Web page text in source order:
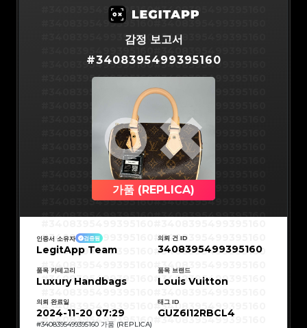
#3066123689299189#3066123689299189
#3066123689299189#3066123689299189
#3066123689299189#3066123689299189
#3066123689299189#3066123689299189
#3066123689299189#3066123689299189
#3066123689299189#3066123689299189
#3066123689299189#3066123689299189
#3066123689299189
#3066123689299189
#3066123689299189
#3066123689299189
#3066123689299189#3066123689299189
#3066123689299189#3066123689299189
#3066123689299189#3066123689299189
#3066123689299189#3066123689299189
#3066123689299189#3066123689299189
#3066123689299189#3066123689299189
#3066123689299189
#3066123689299189
#3066123689299189
#3066123689299189
#3066123689299189
#3066123689299189
#3066123689299189
#3066123689299189
#3066123689299189
#3066123689299189
#3066123689299189
#3066123689299189#3066123689299189
#3066123689299189#3066123689299189
#3066123689299189#3066123689299189
#3066123689299189
#3066123689299189
#3066123689299189#3066123689299189
#3066123689299189
#3066123689299189
#3066123689299189#3066123689299189
#3066123689299189#3066123689299189
#3066123689299189#3066123689299189
#3066123689299189#3066123689299189
#3066123689299189#3066123689299189
#3066123689299189#3066123689299189
#3066123689299189#3066123689299189
#3066123689299189
#3066123689299189
#3066123689299189
#3066123689299189
#3066123689299189
#3066123689299189
#3066123689299189
#3066123689299189
#3066123689299189
#3066123689299189
#3066123689299189
#3408395499395160#3408395499395160
#3408395499395160#3408395499395160
#3408395499395160#3408395499395160
#3408395499395160#3408395499395160
#3408395499395160#3408395499395160
#3408395499395160#3408395499395160
#3408395499395160
#3408395499395160
#3408395499395160
#3408395499395160
#3408395499395160#3408395499395160
#3408395499395160#3408395499395160
#3408395499395160#3408395499395160
#3408395499395160#3408395499395160
#3408395499395160#3408395499395160
#3408395499395160#3408395499395160
#3408395499395160#3408395499395160
#3408395499395160
#3408395499395160
#3408395499395160
#3408395499395160
#3408395499395160
#3408395499395160
#3408395499395160
#3408395499395160
#3408395499395160
#3408395499395160
#3408395499395160
#3408395499395160
#3408395499395160
감정 보고서
#3408395499395160
가품 (REPLICA)
#3408395499395160
#3408395499395160
#3408395499395160
#3408395499395160
#3408395499395160
#3408395499395160
#3408395499395160
#3408395499395160
#3408395499395160
#3408395499395160
#3408395499395160
#3408395499395160
인증서 소유자 검증됨
LegitApp Team
의뢰 건 ID
3408395499395160
품목 카테고리
Luxury Handbags
품목 브랜드
Louis Vuitton
의뢰 완료일
2024-11-20 07:29
태그 ID
GUZ6I12RBCL4
#3408395499395160 가품 (REPLICA)